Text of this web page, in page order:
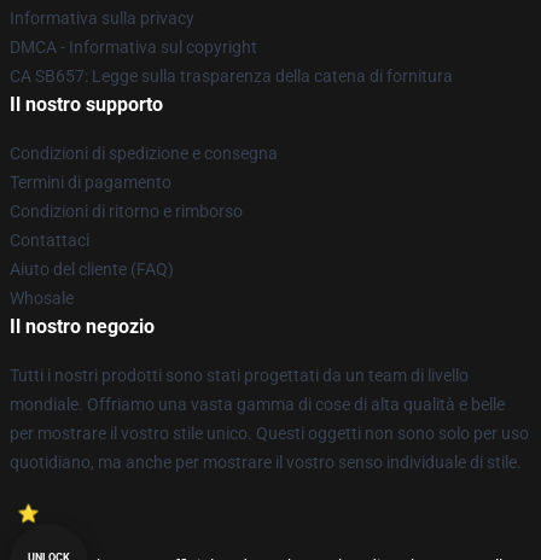
Informativa sulla privacy
DMCA - Informativa sul copyright
CA SB657: Legge sulla trasparenza della catena di fornitura
Il nostro supporto
Condizioni di spedizione e consegna
Termini di pagamento
Condizioni di ritorno e rimborso
Contattaci
Aiuto del cliente (FAQ)
Whosale
Il nostro negozio
Tutti i nostri prodotti sono stati progettati da un team di livello
mondiale. Offriamo una vasta gamma di cose di alta qualità e belle
per mostrare il vostro stile unico. Questi oggetti non sono solo per uso
quotidiano, ma anche per mostrare il vostro senso individuale di stile.
UNLOCK